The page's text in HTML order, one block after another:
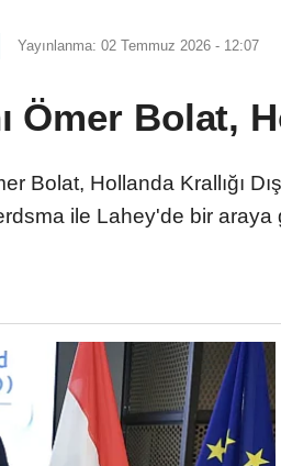
Yayınlanma: 02 Temmuz 2026 - 12:07
Ömer Bolat,
Bolat, Hollanda Krallığı
ile Lahey'de bir araya